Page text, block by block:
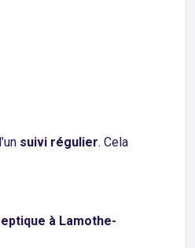
suivi régulier. Cela
à Lamothe-